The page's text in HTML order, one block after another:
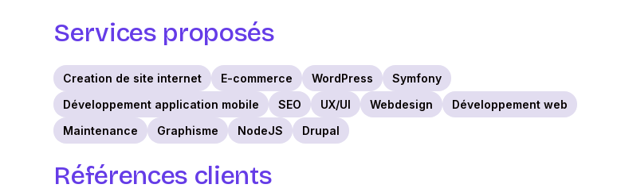
Services proposés
Creation de site internet E-commerce WordPress
Symfony
Développement application mobile
SEO UX/UI Webdesign
Développement web
Maintenance
Graphisme NodeJS Drupal
Références clients